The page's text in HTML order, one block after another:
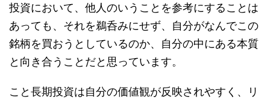
投資において、他人のいうことを参考にすることは
あっても、それを鵜呑みにせず、自分がなんでこの
銘柄を買おうとしているのか、自分の中にある本質
と向き合うことだと思っています。
こと長期投資は自分の価値観が反映されやすく、リ